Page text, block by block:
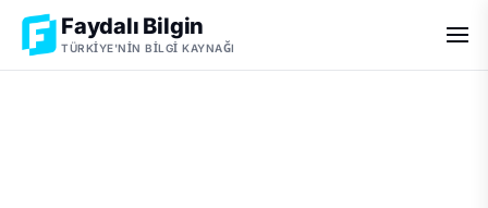
Faydalı Bilgin
TÜRKIYE'NIN BILGI KAYNAĞI